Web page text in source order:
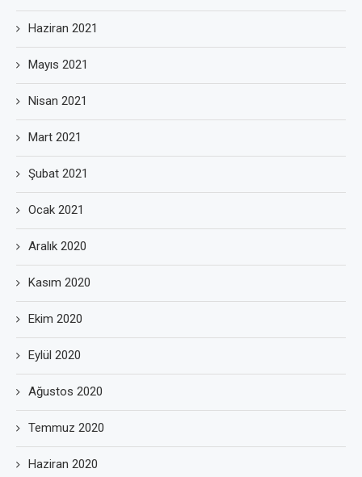
Haziran 2021
Mayıs 2021
Nisan 2021
Mart 2021
Şubat 2021
Ocak 2021
Aralık 2020
Kasım 2020
Ekim 2020
Eylül 2020
Ağustos 2020
Temmuz 2020
Haziran 2020